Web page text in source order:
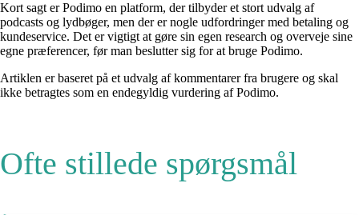
Kort sagt er Podimo en platform, der tilbyder et stort udvalg af
podcasts og lydbøger, men der er nogle udfordringer med betaling og
kundeservice. Det er vigtigt at gøre sin egen research og overveje sine
egne præferencer, før man beslutter sig for at bruge Podimo.
Artiklen er baseret på et udvalg af kommentarer fra brugere og skal
ikke betragtes som en endegyldig vurdering af Podimo.
Ofte stillede spørgsmål